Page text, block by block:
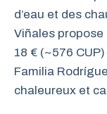
d’eau et des
Viñales
18 € (~576
Familia
chaleureux et